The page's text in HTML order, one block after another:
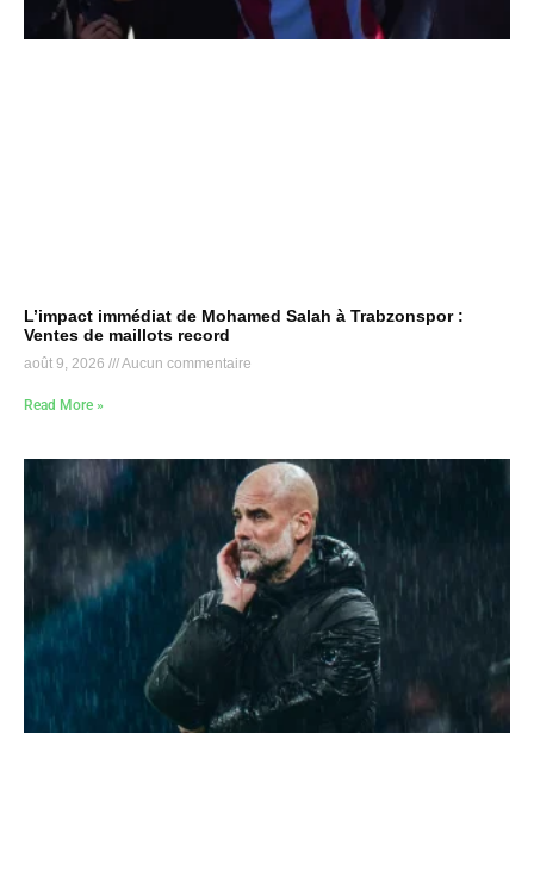
L’impact immédiat de Mohamed Salah à Trabzonspor :
Ventes de maillots record
août 9, 2026 Aucun commentaire
Read More »